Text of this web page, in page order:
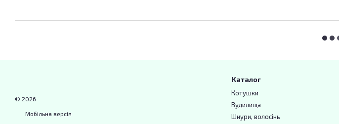
© 2026
Мобільна версія
Каталог
Котушки
Вудилища
Шнури, волосінь